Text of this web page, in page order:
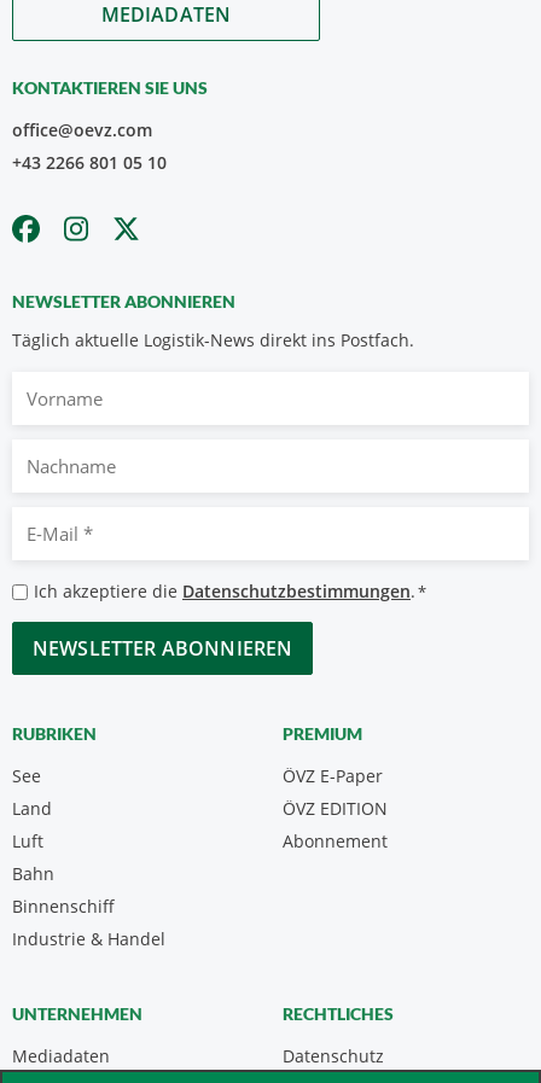
MEDIADATEN
KONTAKTIEREN SIE UNS
office@oevz.com
+43 2266 801 05 10
NEWSLETTER ABONNIEREN
Täglich aktuelle Logistik-News direkt ins Postfach.
Nachname
Mail
*
Datenschutzbestimmungen
*
Ich akzeptiere die Datenschutzbestimmungen.*
CAPTCHA
RUBRIKEN
See
Land
Luft
Bahn
Binnenschiff
Industrie & Handel
PREMIUM
ÖVZ E-Paper
Abonnement
ÖVZ EDITION
UNTERNEHMEN
Mediadaten
RECHTLICHES
Datenschutz